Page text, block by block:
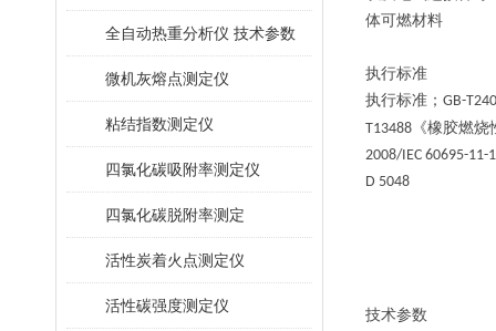
全自动热重分析仪 技术参数
微机灰熔点测定仪
粘结指数测定仪
四氯化碳吸附率测定仪
四氯化碳脱附率测定
活性炭着火点测定仪
活性碳强度测定仪
体可燃材料
执行标准
执行标准； GB-
T13488 《橡胶燃
2008/IEC 60695-11-
D 5048
技术参数